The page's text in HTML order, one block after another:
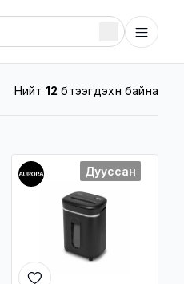
Нийт 12 бүтээгдэхүүн байна
Дууссан